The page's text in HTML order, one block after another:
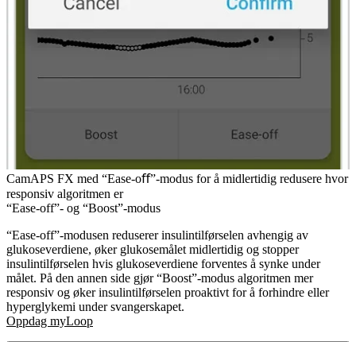
CamAPS FX med “Ease-oﬀ”-modus for å midlertidig redusere hvor
responsiv algoritmen er
“Ease-off”- og “Boost”-modus
“Ease-off”-modusen reduserer insulintilførselen avhengig av
glukoseverdiene, øker glukosemålet midlertidig og stopper
insulintilførselen hvis glukoseverdiene forventes å synke under
målet. På den annen side gjør “Boost”-modus algoritmen mer
responsiv og øker insulintilførselen proaktivt for å forhindre eller
hyperglykemi under svangerskapet.
Oppdag myLoop